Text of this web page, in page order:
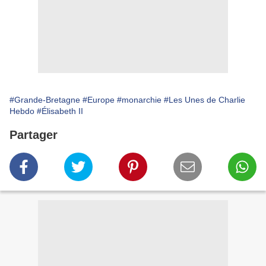
#Grande-Bretagne #Europe #monarchie #Les Unes de Charlie
Hebdo #Élisabeth II
Partager